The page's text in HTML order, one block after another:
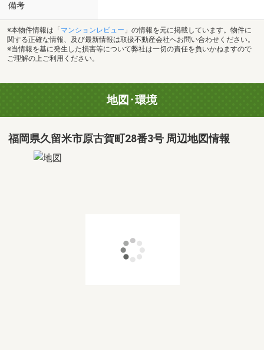
備考
※本物件情報は「 マンションレビュー 」の情報を元に掲載しています。物件に
関する正確な情報、及び最新情報は取扱不動産会社へお問い合わせください。
※当情報を基に発生した損害等について弊社は一切の責任を負いかねますので
ご理解の上ご利用ください。
地図･環境
福岡県久留米市原古賀町28番3号 周辺地図情報